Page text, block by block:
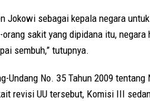
Jokowi sebagai kepala negara
sakit yang dipidana itu,
sembuh,” tutupnya.
Undang No. 35 Tahun 2009
revisi UU tersebut, Komisi III